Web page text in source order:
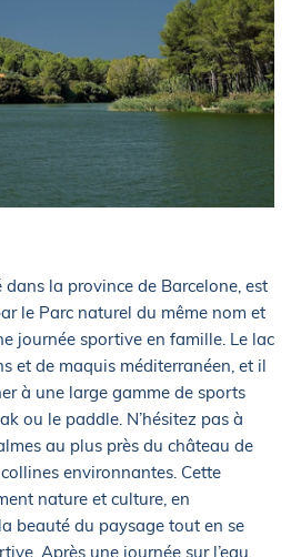
dans la province de Barcelone, est
le Parc naturel du même nom et
journée sportive en famille. Le lac
et de maquis méditerranéen, et il
à une large gamme de sports
ou le paddle. N’hésitez pas à
au plus près du château de
environnantes. Cette
nature et culture, en
beauté du paysage tout en se
Après une journée sur l’eau,